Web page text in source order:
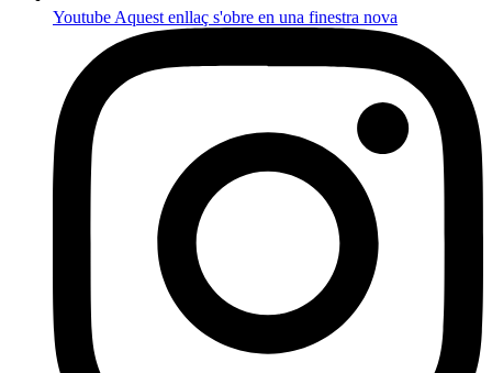
Youtube Aquest enllaç s'obre en una finestra nova